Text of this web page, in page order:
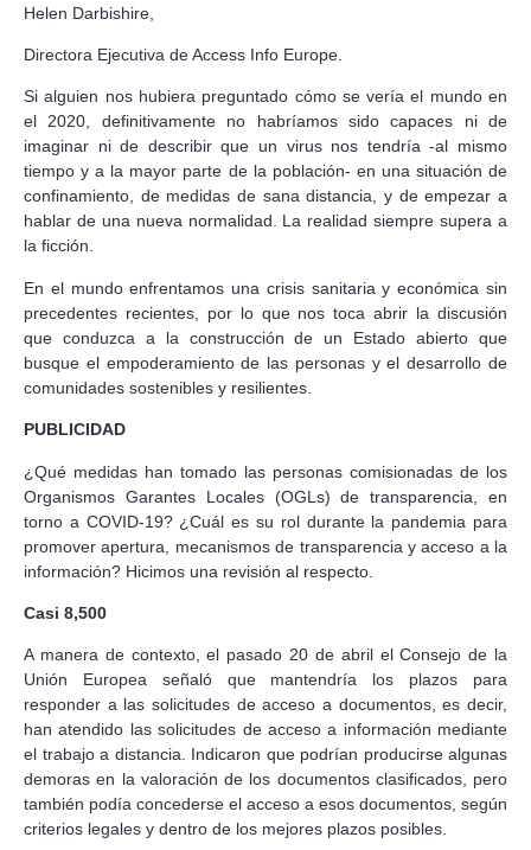
Helen Darbishire,
Directora Ejecutiva de Access Info Europe.
Si alguien nos hubiera preguntado cómo se vería el mundo en
el 2020, definitivamente no habríamos sido capaces ni de
imaginar ni de describir que un virus nos tendría -al mismo
tiempo y a la mayor parte de la población- en una situación de
confinamiento, de medidas de sana distancia, y de empezar a
hablar de una nueva normalidad. La realidad siempre supera a
la ficción.
En el mundo enfrentamos una crisis sanitaria y económica sin
precedentes recientes, por lo que nos toca abrir la discusión
que conduzca a la construcción de un Estado abierto que
busque el empoderamiento de las personas y el desarrollo de
comunidades sostenibles y resilientes.
PUBLICIDAD
¿Qué medidas han tomado las personas comisionadas de los
Organismos Garantes Locales (OGLs) de transparencia, en
torno a COVID-19? ¿Cuál es su rol durante la pandemia para
promover apertura, mecanismos de transparencia y acceso a la
información? Hicimos una revisión al respecto.
Casi 8,500
A manera de contexto, el pasado 20 de abril el Consejo de la
Unión Europea señaló que mantendría los plazos para
responder a las solicitudes de acceso a documentos, es decir,
han atendido las solicitudes de acceso a información mediante
el trabajo a distancia. Indicaron que podrían producirse algunas
demoras en la valoración de los documentos clasificados, pero
también podía concederse el acceso a esos documentos, según
criterios legales y dentro de los mejores plazos posibles.